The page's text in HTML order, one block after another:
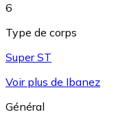
6
Type de corps
Super ST
Voir plus de Ibanez
Général